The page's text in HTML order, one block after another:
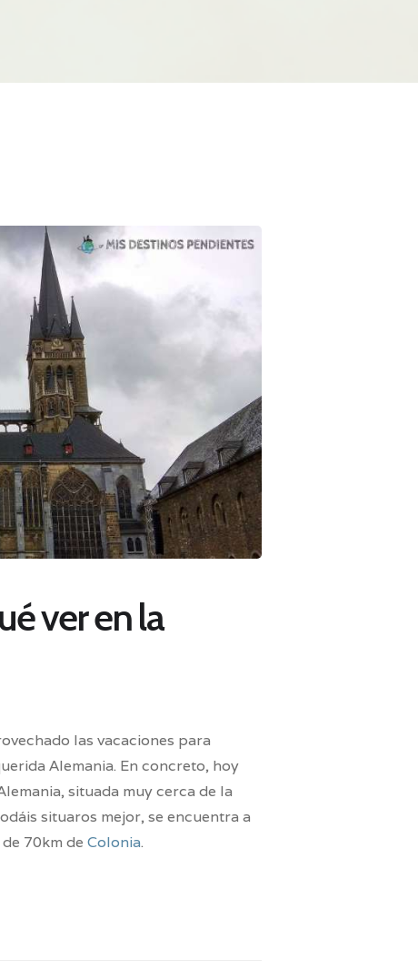
ver en la
las vacaciones para
Alemania. En concreto, hoy
situada muy cerca de la
situaros mejor, se encuentra a
70km de Colonia.